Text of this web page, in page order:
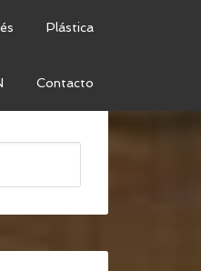
Plástica
Contacto